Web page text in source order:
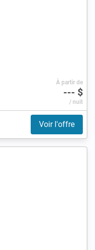
À partir de
--- $
/ nuit
Voir l'offre